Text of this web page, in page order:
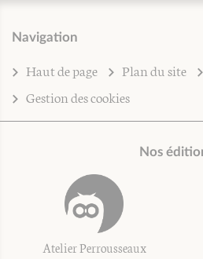
Navigation
Haut de page Plan du site
Gestion des cookies
Nos
Atelier Perrousseaux